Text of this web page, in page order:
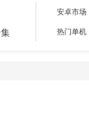
安卓市场
热门单机